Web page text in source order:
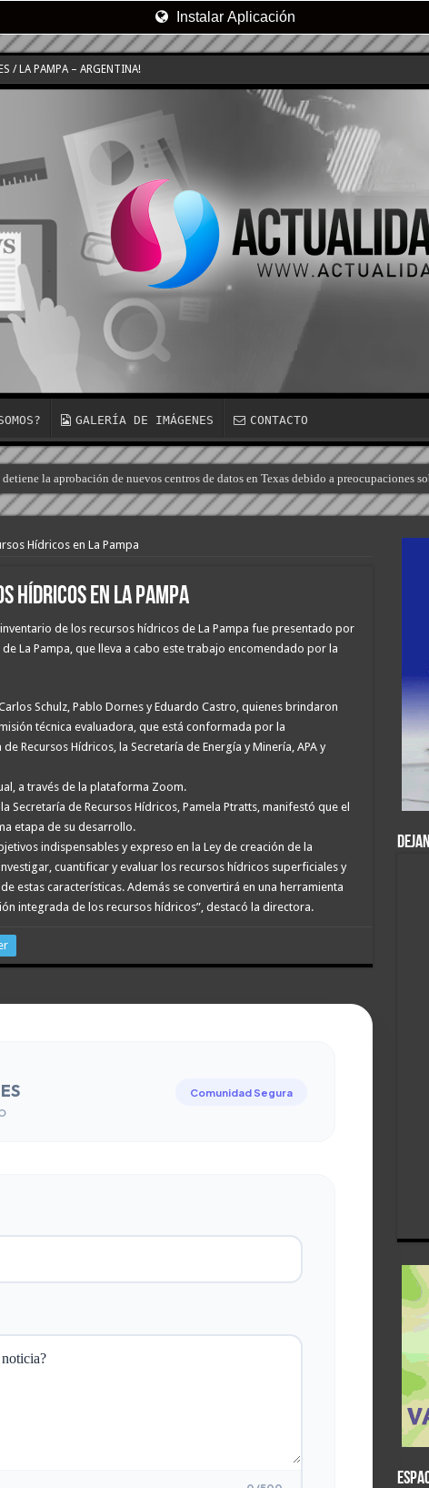
Instalar Aplicación
/ LA PAMPA – ARGENTINA!
GALERÍA DE IMÁGENES CONTACTO
la aprobación de nuevos centros de datos en Texas debido a preocupaciones
Hídricos en La Pampa
Hídricos en La Pampa
de los recursos hídricos de La Pampa fue presentado por
La Pampa, que lleva a cabo este trabajo encomendado por la
Schulz, Pablo Dornes y Eduardo Castro, quienes brindaron
técnica evaluadora, que está conformada por la
Recursos Hídricos, la Secretaría de Energía y Minería, APA y
a través de la plataforma Zoom.
Secretaría de Recursos Hídricos, Pamela Ptratts, manifestó que el
etapa de su desarrollo.
indispensables y expreso en la Ley de creación de la
cuantificar y evaluar los recursos hídricos superficiales y
estas características. Además se convertirá en una herramienta
integrada de los recursos hídricos”, destacó la directora.
Comunidad Segura